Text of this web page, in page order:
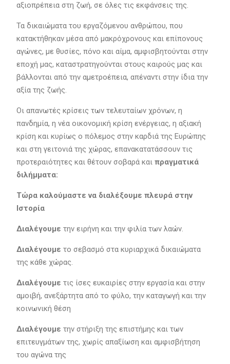
αξιοπρέπεια στη ζωή, σε όλες τις εκφάνσεις της.
Τα δικαιώματα του εργαζόμενου ανθρώπου, που
κατακτήθηκαν μέσα από μακρόχρονους και επίπονους
αγώνες, με θυσίες, πόνο και αίμα, αμφισβητούνται στην
εποχή μας, καταστρατηγούνται στους καιρούς μας και
βάλλονται από την αμετροέπεια, απέναντι στην ίδια την
αξία της ζωής.
Οι απανωτές κρίσεις των τελευταίων χρόνων, η
πανδημία, η νέα οικονομική κρίση ενέργειας, η αξιακή
κρίση και κυρίως ο πόλεμος στην καρδιά της Ευρώπης
και στη γειτονιά της χώρας, επανακατατάσσουν τις
προτεραιότητες και θέτουν σοβαρά και πραγματικά
διλήμματα:
Τώρα καλούμαστε να διαλέξουμε πλευρά στην
Ιστορία
Διαλέγουμε την ειρήνη και την φιλία των λαών.
Διαλέγουμε το σεβασμό στα κυριαρχικά δικαιώματα
της κάθε χώρας.
Διαλέγουμε τις ίσες ευκαιρίες στην εργασία και στην
αμοιβή, ανεξάρτητα από το φύλο, την καταγωγή και την
κοινωνική θέση
Διαλέγουμε την στήριξη της επιστήμης και των
επιτευγμάτων της, χωρίς απαξίωση και αμφισβήτηση
του αγώνα της